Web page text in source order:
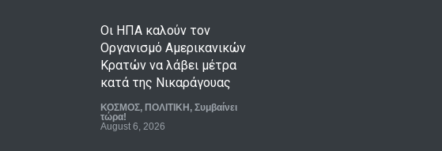
Οι ΗΠΑ καλούν τον
Οργανισμό Αμερικανικών
Κρατών να λάβει μέτρα
κατά της Νικαράγουας
ΚΟΣΜΟΣ, ΠΟΛΙΤΙΚΗ , Συμβαίνει
τώρα!
August 6, 2026